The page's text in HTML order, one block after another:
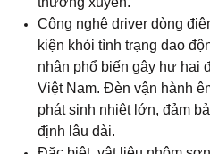
không mờ hay đổi màu
Đầu tư vào đèn âm trần
chọn một giải pháp chiếu
lâu dài, vừa tối ưu chi phí
môi trường nhờ giảm thiểu
Mỗi lần bật đèn, bạn có
sáng ổn định, bền bỉ theo